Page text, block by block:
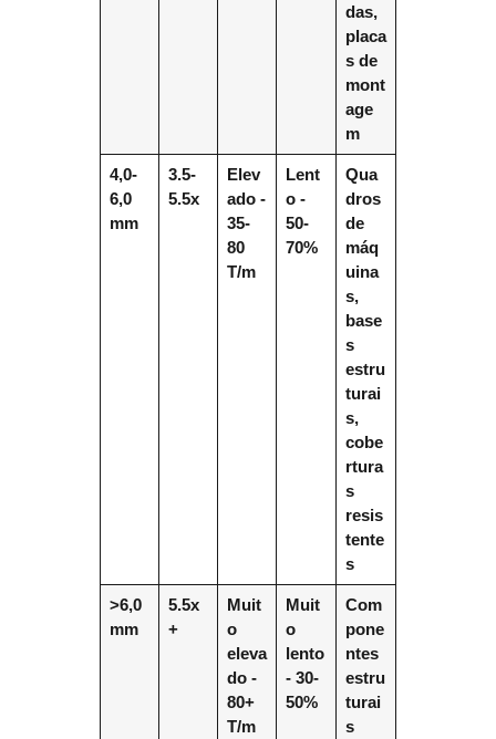
das,
placa
s de
mont
age
m
4,0-
6,0
mm
3.5-
5.5x
Elev
ado -
35-
80
T/m
Lent
o -
50-
70%
Qua
dros
de
máq
uina
s,
base
s
estru
turai
s,
cobe
rtura
s
resis
tente
s
>6,0
mm
5.5x
+
Muit
o
eleva
do -
80+
T/m
Muit
o
lento
- 30-
50%
Com
pone
ntes
estru
turai
s